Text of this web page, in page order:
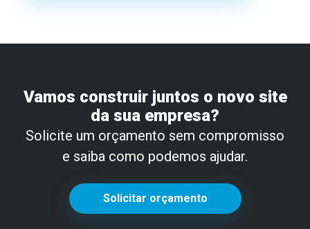
Vamos construir juntos o novo site
da sua empresa?
Solicite um orçamento sem compromisso
e saiba como podemos ajudar.
Solicitar orçamento